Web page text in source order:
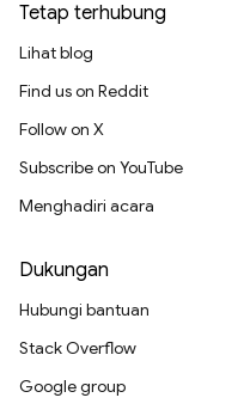
Tetap terhubung
Lihat blog
Find us on Reddit
Follow on X
Subscribe on YouTube
Menghadiri acara
Dukungan
Hubungi bantuan
Stack Overflow
Google group